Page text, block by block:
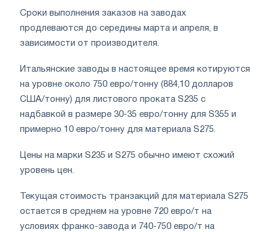
Сроки выполнения заказов на заводах
продлеваются до середины марта и апреля, в
зависимости от производителя.
Итальянские заводы в настоящее время котируются
на уровне около 750 евро/тонну (884,10 долларов
США/тонну) для листового проката S235 с
надбавкой в ​​размере 30-35 евро/тонну для S355 и
примерно 10 евро/тонну для материала S275.
Цены на марки S235 и S275 обычно имеют схожий
уровень цен.
Текущая стоимость транзакций для материала S275
остается в среднем на уровне 720 евро/т на
условиях франко-завода и 740-750 евро/т на